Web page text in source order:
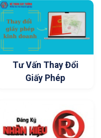
Tư Vấn Thay Đổi
Giấy Phép